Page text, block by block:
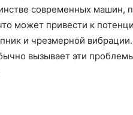
современных машин,
может привести к
и чрезмерной
вызывает эти